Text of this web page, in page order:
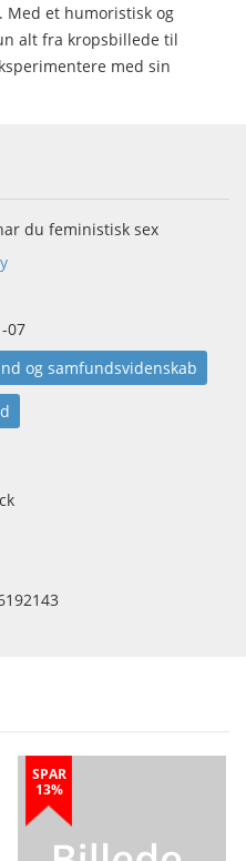
et humoristisk og
alt fra kropsbillede til
med sin
du feministisk sex
07
og samfundsvidenskab
SPAR
13%